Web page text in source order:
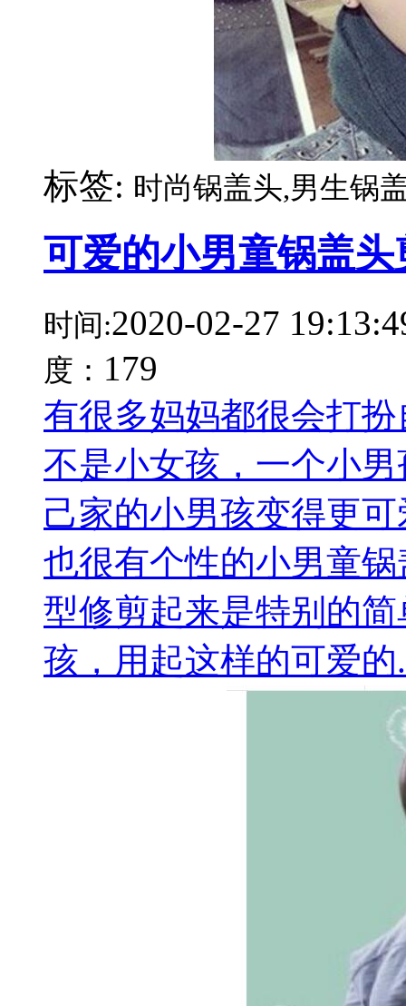
标签: 时尚锅盖头,男生锅
可爱的小男童锅盖
时间:2020-02-27
度： 179
有很多妈妈都很会打
不是小女孩，一个小
己家的小男孩变得更
也很有个性的小男童
型修剪起来是特别的
孩，用起这样的可爱的